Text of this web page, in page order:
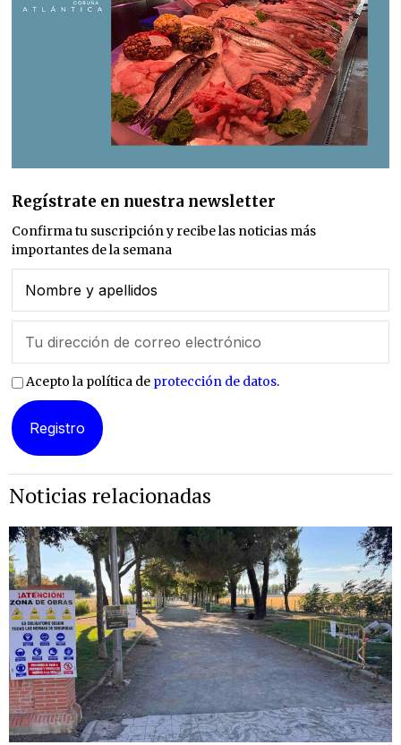
Regístrate en nuestra newsletter
Confirma tu suscripción y recibe las noticias más
importantes de la semana
Acepto la política de protección de datos.
Noticias relacionadas